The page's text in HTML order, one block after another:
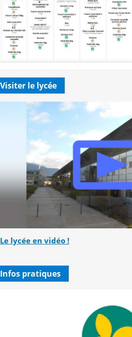
Visiter le lycée
Le lycée en vidéo !
Infos pratiques